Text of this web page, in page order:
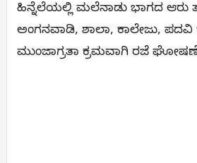
ಹಿನ್ನೆಲೆಯಲ್ಲಿ ಮಲೆನಾಡು ಭಾಗದ ಆರು
ಅಂಗನವಾಡಿ, ಶಾಲಾ, ಕಾಲೇಜು, ಪದವಿ
ಮುಂಜಾಗ್ರತಾ ಕ್ರಮವಾಗಿ ರಜೆ‌